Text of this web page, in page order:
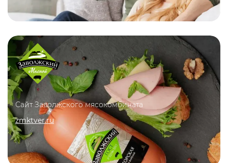
Сайт Заволжского мясокомбината
zmktver.ru